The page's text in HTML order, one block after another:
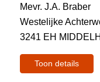
Mevr. J.A. Braber
Westelijke
3241 EH
Toon details